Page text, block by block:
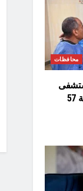
محافظات
سوهاج الجامعي ينجح في زراعة 57